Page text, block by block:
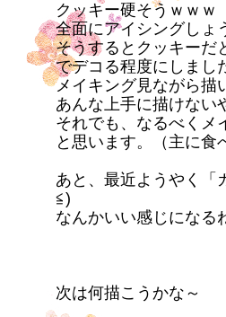
クッキー硬そうｗｗｗ
全面にアイシングしょ
そうするとクッキーだ
でデコる程度にしまし
メイキング見ながら描
あんな上手に描けない
それでも、なるべくメ
と思います。（主に食
あと、最近ようやく
≦)
なんかいい感じになる
次は何描こうかな～